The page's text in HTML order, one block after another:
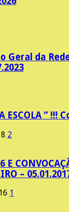
Geral da
ESCOLA ” !!!
2
E
–
1